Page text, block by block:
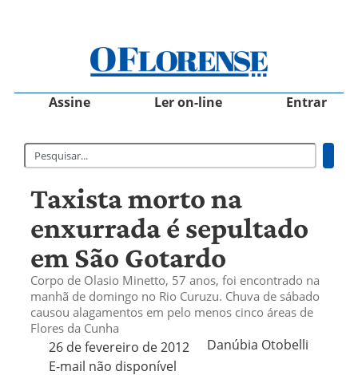
Assine Ler on-line Entrar
Taxista morto na
enxurrada é sepultado
em São Gotardo
Corpo de Olasio Minetto, 57 anos, foi encontrado na
manhã de domingo no Rio Curuzu. Chuva de sábado
causou alagamentos em pelo menos cinco áreas de
Flores da Cunha
26 de fevereiro de 2012
Danúbia Otobelli 
E-mail não disponível